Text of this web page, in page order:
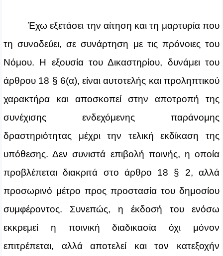
Έχω εξετάσει την αίτηση και τη μαρτυρία που
τη συνοδεύει, σε συνάρτηση με τις πρόνοιες του
Νόμου. Η εξουσία του Δικαστηρίου, δυνάμει του
άρθρου 18 § 6(α), είναι αυτοτελής και προληπτικού
χαρακτήρα και αποσκοπεί στην αποτροπή της
συνέχισης ενδεχόμενης παράνομης
δραστηριότητας μέχρι την τελική εκδίκαση της
υπόθεσης. Δεν συνιστά επιβολή ποινής, η οποία
προβλέπεται διακριτά στο άρθρο 18 § 2, αλλά
προσωρινό μέτρο προς προστασία του δημοσίου
συμφέροντος. Συνεπώς, η έκδοσή του ενόσω
εκκρεμεί η ποινική διαδικασία όχι μόνον
επιτρέπεται, αλλά αποτελεί και τον κατεξοχήν